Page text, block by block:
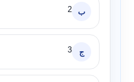
ب 2
ج 3